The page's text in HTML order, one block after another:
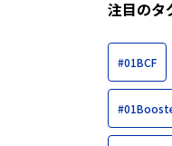
注目のタ
#01BCF